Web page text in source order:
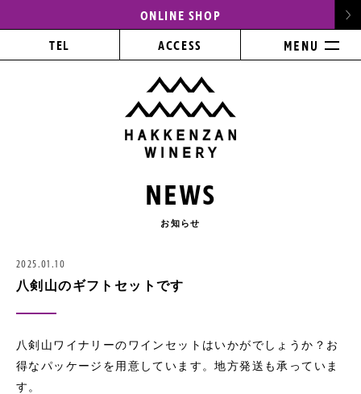
ONLINE SHOP
TEL ACCESS
NEWS
お知らせ
2025.01.10
八剣山のギフトセットです
八剣山ワイナリーのワインセットはいかがでしょうか？お
得なパッケージを用意しています。地方発送も承っていま
す。